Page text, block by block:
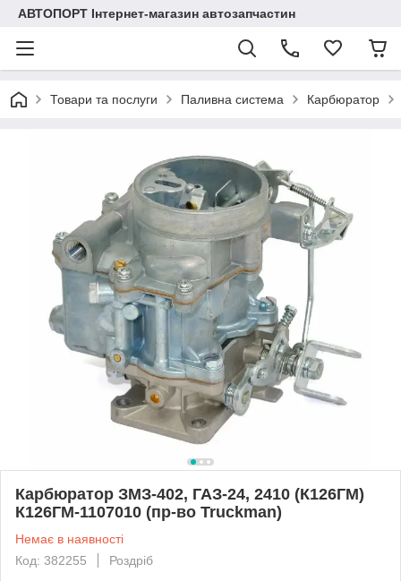
АВТОПОРТ Інтернет-магазин автозапчастин
Товари та послуги Паливна система Карбюратор
Карбюратор ЗМЗ-402, ГАЗ-24, 2410 (К126ГМ)
К126ГМ-1107010 (пр-во Truckman)
Немає в наявності
Код: 382255
Роздріб